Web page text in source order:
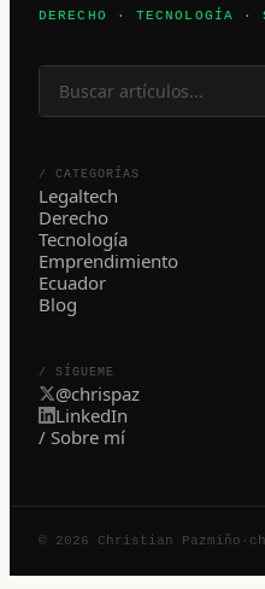
DERECHO · TECNOLOGÍA ·
/ CATEGORÍAS
Legaltech
Derecho
Tecnología
Emprendimiento
Ecuador
Blog
/ SÍGUEME
@chrispaz
LinkedIn
/ Sobre mí
© 2026 Christian Pazmiño ·